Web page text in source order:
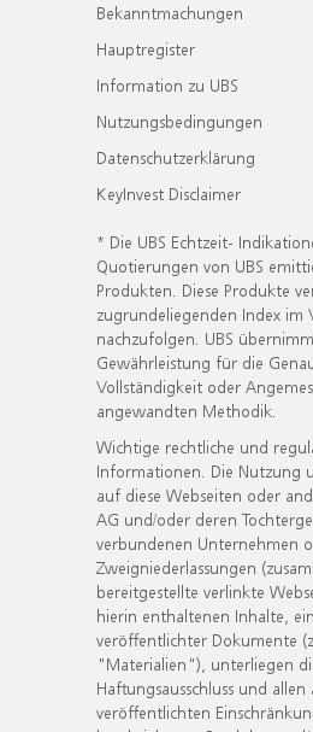
Bekanntmachungen
Hauptregister
Information zu UBS
Nutzungsbedingungen
Datenschutzerklärung
KeyInvest Disclaimer
* Die UBS Echtzeit-
Quotierungen von UBS
Produkten. Diese Produkte
zugrundeliegenden Index im
nachzufolgen. UBS
Gewährleistung für die
Vollständigkeit oder
angewandten Methodik.
Wichtige rechtliche und
Informationen. Die Nutzung
auf diese Webseiten oder
AG und/oder deren
verbundenen Unternehmen
Zweigniederlassungen
bereitgestellte verlinkte
hierin enthaltenen Inhalte,
veröffentlichter Dokumente
"Materialien"), unterliegen
Haftungsausschluss und allen
veröffentlichten